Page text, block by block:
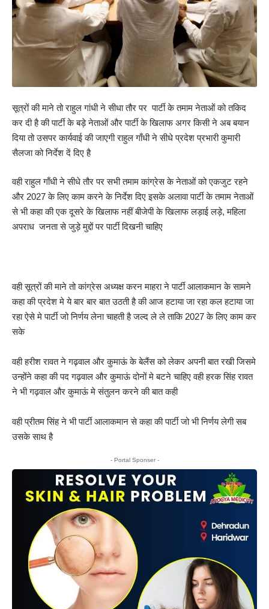
सूत्रों की माने तो राहुल गांधी ने सीधा तौर पर पार्टी के तमाम नेताओं को तकिद
कर दी है की पार्टी के बड़े नेताओं और पार्टी के खिलाफ अगर किसी ने अब बयान
दिया तो उसपर कार्यवाई की जाएगी राहुल गाँधी ने सीधे प्रदेश प्रभारी कुमारी
सैलजा को निर्देश दें दिए है
वही राहुल गाँधी ने सीधे तौर पर सभी तमाम कांग्रेस के नेताओं को एकजुट रहने
और 2027 के लिए काम करने के निर्देश दिए इसके अलावा पार्टी के तमाम नेताओं
से भी कहा की एक दूसरे के खिलाफ नहीं बीजेपी के खिलाफ लड़ाई लड़े, महिला
अपराध जनता से जुड़े मुद्दों पर पार्टी दिखनी चाहिए
वही सूत्रों की माने तो कांग्रेस अध्यक्ष करन माहरा ने पार्टी आलाकमान के सामने
कहा की प्रदेश मे ये बार बार बात उठती है की आज हटाया जा रहा कल हटाया जा
रहा ऐसे मे पार्टी जो निर्णय लेना चाहती है जल्द ले ले ताकि 2027 के लिए काम कर
सके
वही हरीश रावत ने गढ़वाल और कुमाऊं के बेलैंस को लेकर अपनी बात रखी जिसमे
उन्होंने कहा की पद गढ़वाल और कुमाऊं दोनों मे बटने चाहिए वही हरक सिंह रावत
ने भी गढ़वाल और कुमाऊं मे संतुलन करने की बात कही
वही प्रीतम सिंह ने भी पार्टी आलाकमान से कहा की पार्टी जो भी निर्णय लेगी सब
उसके साथ है
- Portal Sponser -